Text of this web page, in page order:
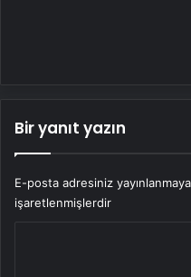
Bir yanıt yazın
E-posta adresiniz
işaretlenmişlerdir